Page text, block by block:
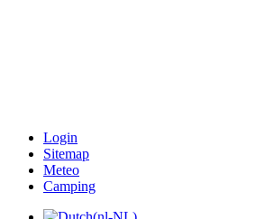
Login
Sitemap
Meteo
Camping